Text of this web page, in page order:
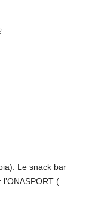
Le snack bar
(